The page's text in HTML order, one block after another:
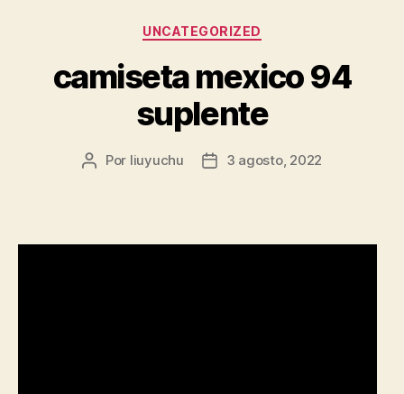
Categorías
UNCATEGORIZED
camiseta mexico 94
suplente
Autor
Por liuyuchu
Fecha3 agosto, 2022